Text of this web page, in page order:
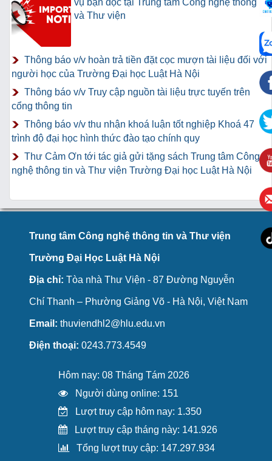
vụ bạn đọc tại Trung tâm Công nghệ thông tin
và Thư viện
Thông báo v/v hoàn trả tiền đặt cọc mượn tài liệu đối với
người học của Trường Đại học Luật Hà Nội
Thông báo v/v Truy cập nguồn tài liệu trực tuyến trên
cổng thông tin
Thông báo v/v thu nhận khoá luận tốt nghiệp Khoá 47
trình độ đại học hình thức đào tạo chính quy
Thư Cảm Ơn tới tác giả gửi tặng sách Trung tâm Công
nghệ thông tin và Thư viện Trường Đại học Luật Hà Nội
Trung tâm Công nghệ thông tin và Thư viện
Trường Đại Học Luật Hà Nội
Địa chỉ: Tòa nhà Thư Viện - 87 Đường Nguyễn
Chí Thanh – Phường Giảng Võ - Hà Nội, Việt Nam
Email: thuviendhl2@hlu.edu.vn
Điện thoại: 0243.773.4549
Hôm nay: 08 Tháng Tám 2026
Người dùng online: 151
Lượt truy cập hôm nay: 1.350
Lượt truy cập tháng này: 141.926
Tổng lượt truy cập: 147.297.934